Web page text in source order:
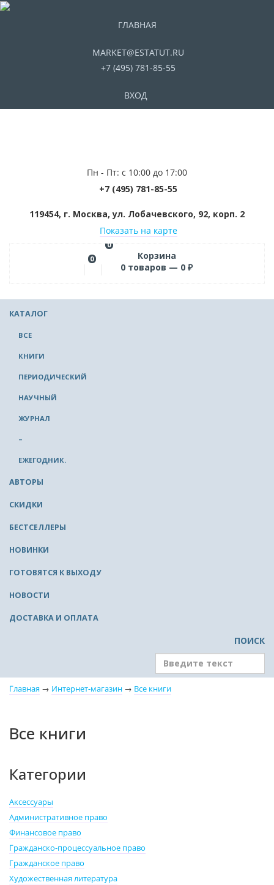
ГЛАВНАЯ
MARKET@ESTATUT.RU
+7 (495) 781-85-55
ВХОД
Пн - Пт: с 10:00 до 17:00
+7 (495) 781-85-55
119454, г. Москва, ул. Лобачевского, 92, корп. 2
Показать на карте
0
0
Корзина
0 товаров — 0 ₽
КАТАЛОГ
ВСЕ
КНИГИ
ПЕРИОДИЧЕСКИЙ
НАУЧНЫЙ
ЖУРНАЛ
–
ЕЖЕГОДНИК.
АВТОРЫ
СКИДКИ
БЕСТСЕЛЛЕРЫ
НОВИНКИ
ГОТОВЯТСЯ К ВЫХОДУ
НОВОСТИ
ДОСТАВКА И ОПЛАТА
ПОИСК
Главная → Интернет-магазин → Все книги
Все книги
Категории
Аксессуары
Административное право
Финансовое право
Гражданско-процессуальное право
Гражданское право
Художественная литература